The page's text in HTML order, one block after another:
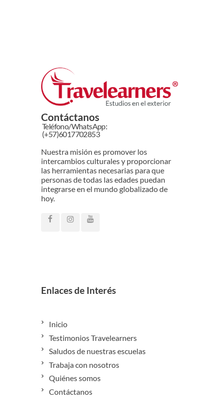
Contáctanos
Teléfono/WhatsApp:
(+57)6017702853
Nuestra misión es promover los
intercambios culturales y proporcionar
las herramientas necesarias para que
personas de todas las edades puedan
integrarse en el mundo globalizado de
hoy.
Enlaces de Interés
Inicio
Testimonios Travelearners
Saludos de nuestras escuelas
Trabaja con nosotros
Quiénes somos
Contáctanos